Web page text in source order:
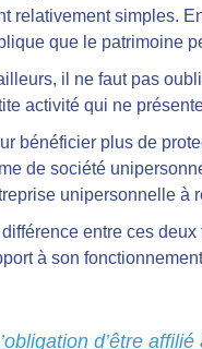
relativement simples.
que le patrimoine
il ne faut pas
activité qui ne
bénéficier plus de
de société
unipersonnelle à
différence entre ces
à son
d’être